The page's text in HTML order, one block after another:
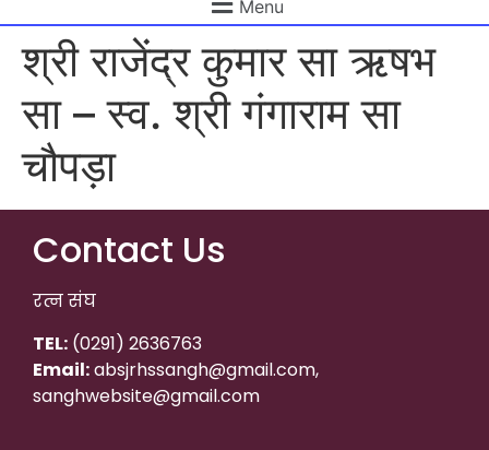
Menu
श्री राजेंद्र कुमार सा ऋषभ
सा – स्व. श्री गंगाराम सा
चौपड़ा
Contact Us
रत्न संघ
TEL: (0291) 2636763
Email:absjrhssangh@gmail.com,
sanghwebsite@gmail.com